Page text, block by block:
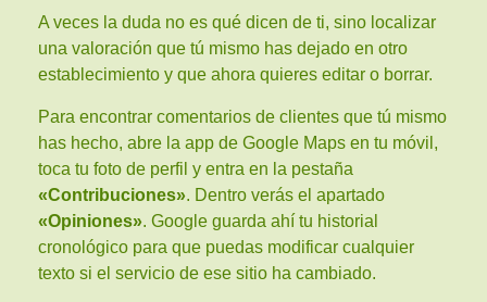
A veces la duda no es qué dicen de ti, sino localizar
una valoración que tú mismo has dejado en otro
establecimiento y que ahora quieres editar o borrar.
Para encontrar comentarios de clientes que tú mismo
has hecho, abre la app de Google Maps en tu móvil,
toca tu foto de perfil y entra en la pestaña
«Contribuciones». Dentro verás el apartado
«Opiniones». Google guarda ahí tu historial
cronológico para que puedas modificar cualquier
texto si el servicio de ese sitio ha cambiado.